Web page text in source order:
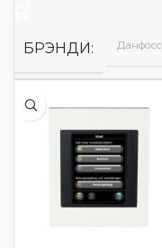
БРЭНДИ Данфосс